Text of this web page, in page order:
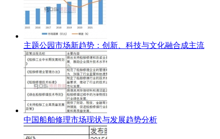
主题公园市场新趋势：创新、科技与文化融合成主流
中国船舶修理市场现状与发展趋势分析